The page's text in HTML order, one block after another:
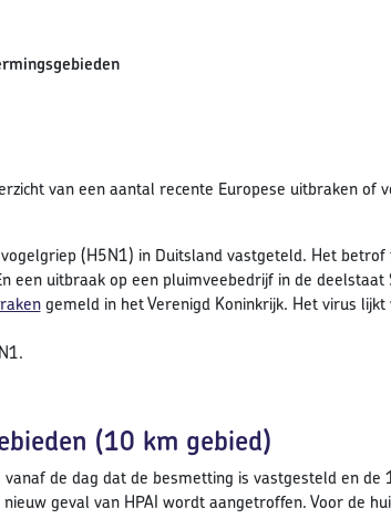
van een aantal recente Europese uitbraken of
(H5N1) in Duitsland vastgeteld. Het
een uitbraak op een pluimveebedrijf in de deelstaat
gemeld in het Verenigd Koninkrijk. Het virus lijkt
(10 km gebied)
de dag dat de besmetting is vastgesteld en de
geval van HPAI wordt aangetroffen. Voor de